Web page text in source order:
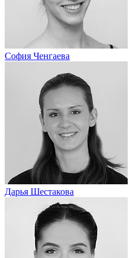
София Ченгаева
Дарья Шестакова